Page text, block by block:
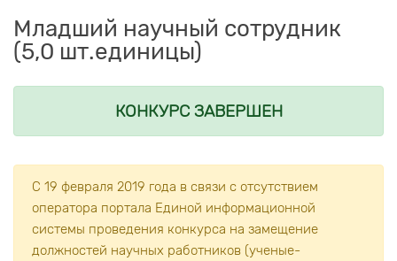
Младший научный сотрудник
(5,0 шт.единицы)
КОНКУРС ЗАВЕРШЕН
С 19 февраля 2019 года в связи с отсутствием
оператора портала Единой информационной
системы проведения конкурса на замещение
должностей научных работников (ученые-